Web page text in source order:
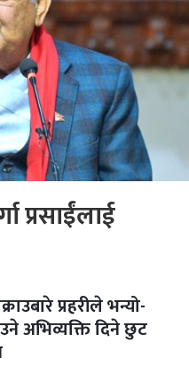
प्रसाईंलाई
प्रहरीले भन्यो-
अभिव्यक्ति दिने छुट